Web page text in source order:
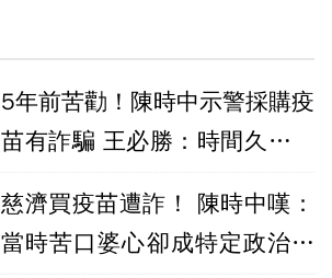
5年前苦勸！陳時中示警採購疫
苗有詐騙 王必勝：時間久看出
慈濟買疫苗遭詐！ 陳時中嘆：
當時苦口婆心卻成特定政治人